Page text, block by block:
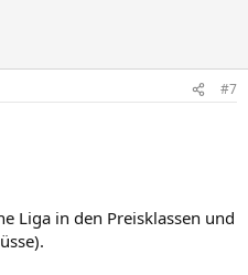
#7
Liga in den Preisklassen und